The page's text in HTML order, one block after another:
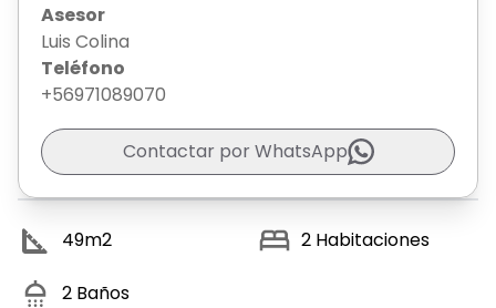
Asesor
Luis Colina
Teléfono
+56971089070
Contactar por WhatsApp
49m2 2 Habitaciones
2 Baños